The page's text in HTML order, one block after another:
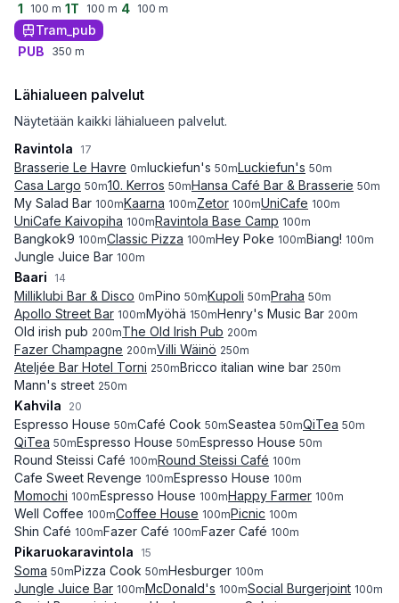
1 100 m 1T 100 m 4 100 m
Tram_pub
PUB
350 m
Lähialueen palvelut
Näytetään kaikki lähialueen palvelut.
Ravintola
17
Brasserie Le Havre 0mluckiefun's 50mLuckiefun's 50m
Casa Largo 50m10. Kerros 50mHansa Café Bar & Brasserie 50m
My Salad Bar 100mKaarna 100mZetor 100mUniCafe 100m
UniCafe Kaivopiha 100mRavintola Base Camp 100m
Bangkok9 100mClassic Pizza 100mHey Poke 100mBiang! 100m
Jungle Juice Bar 100m
Baari 14
Milliklubi Bar & Disco 0mPino 50mKupoli 50mPraha 50m
Apollo Street Bar 100mMyöhä 150mHenry's Music Bar 200m
Old irish pub 200mThe Old Irish Pub 200m
Fazer Champagne 200mVilli Wäinö 250m
Ateljée Bar Hotel Torni 250mBricco italian wine bar 250m
Mann's street 250m
Kahvila 20
Espresso House 50mCafé Cook 50mSeastea 50mQiTea 50m
QiTea 50mEspresso House 50mEspresso House 50m
Round Steissi Café 100mRound Steissi Café 100m
Cafe Sweet Revenge 100mEspresso House 100m
Momochi 100mEspresso House 100mHappy Farmer 100m
Well Coffee 100mCoffee House 100mPicnic 100m
Shin Café 100mFazer Café 100mFazer Café 100m
Pikaruokaravintola 15
Soma 50mPizza Cook 50mHesburger 100m
Jungle Juice Bar 100mMcDonald's 100mSocial Burgerjoint 100m